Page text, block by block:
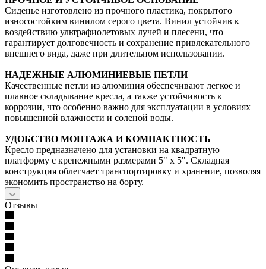
Сиденье изготовлено из прочного пластика, покрытого
износостойким винилом серого цвета. Винил устойчив к
воздействию ультрафиолетовых лучей и плесени, что
гарантирует долговечность и сохранение привлекательного
внешнего вида, даже при длительном использовании.
НАДЕЖНЫЕ АЛЮМИНИЕВЫЕ ПЕТЛИ
Качественные петли из алюминия обеспечивают легкое и
плавное складывание кресла, а также устойчивость к
коррозии, что особенно важно для эксплуатации в условиях
повышенной влажности и соленой воды.
УДОБСТВО МОНТАЖА И КОМПАКТНОСТЬ
Кресло предназначено для установки на квадратную
платформу с крепежными размерами 5" х 5". Складная
конструкция облегчает транспортировку и хранение, позволяя
экономить пространство на борту.
Отзывы